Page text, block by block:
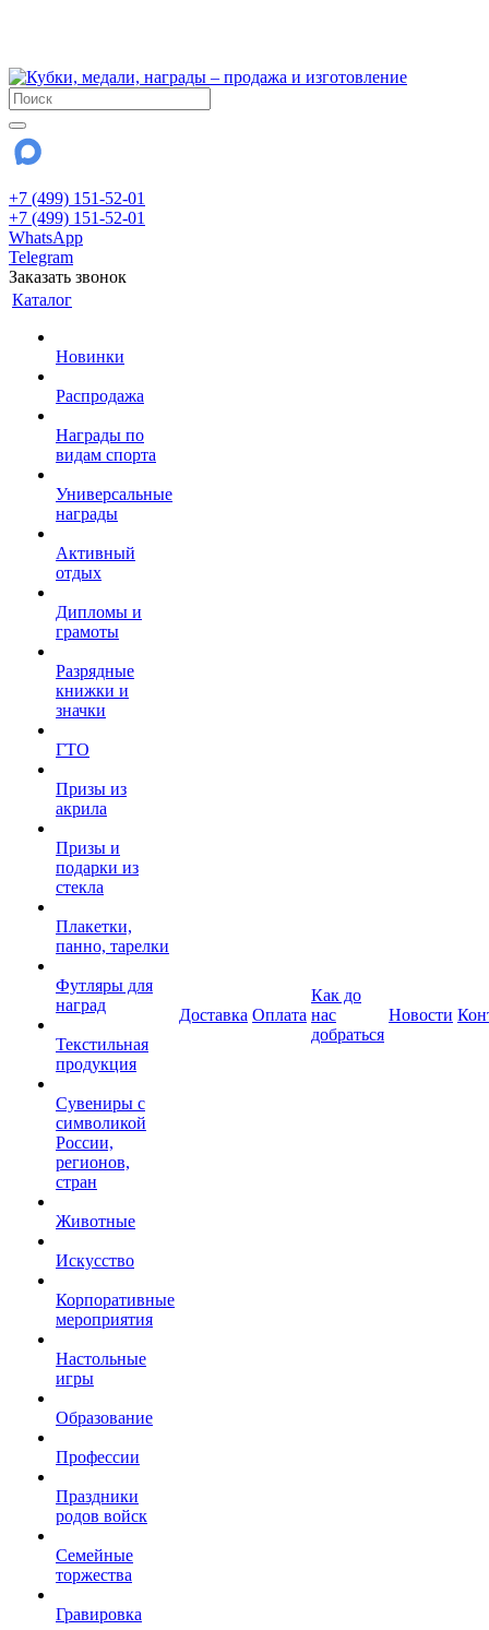
+7 (499) 151-52-01
+7 (499) 151-52-01
WhatsApp
Telegram
Заказать звонок
Каталог
Новинки
Распродажа
Награды по
видам спорта
Универсальные
награды
Активный
отдых
Дипломы и
грамоты
Разрядные
книжки и
значки
ГТО
Призы из
акрила
Призы и
подарки из
стекла
Плакетки,
панно, тарелки
Футляры для
наград
Текстильная
продукция
Сувениры с
символикой
России,
регионов,
стран
Животные
Искусство
Корпоративные
мероприятия
Настольные
игры
Образование
Профессии
Праздники
родов войск
Семейные
торжества
Гравировка
Доставка Оплата
Как до
нас
добраться
Новости